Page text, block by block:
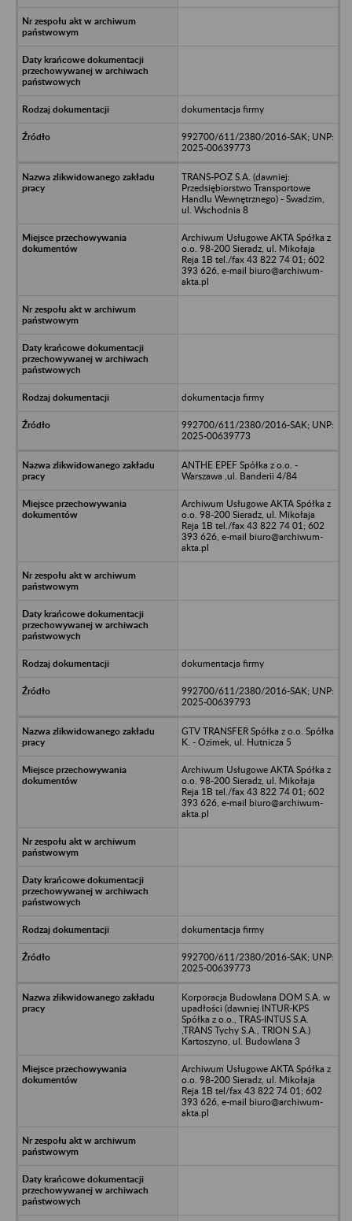
dokumentacja firmy
992700/611/2380/2016-SAK; UNP:
2025-00639773
TRANS-POZ S.A. (dawniej:
Przedsiębiorstwo Transportowe
Handlu Wewnętrznego) - Swadzim,
ul. Wschodnia 8
Archiwum Usługowe AKTA Spółka z
o.o. 98-200 Sieradz, ul. Mikołaja
Reja 1B tel./fax 43 822 74 01; 602
393 626, e-mail biuro@archiwum-
akta.pl
dokumentacja firmy
992700/611/2380/2016-SAK; UNP:
2025-00639773
ANTHE EPEF Spółka z o.o. -
Warszawa ,ul. Banderii 4/84
Archiwum Usługowe AKTA Spółka z
o.o. 98-200 Sieradz, ul. Mikołaja
Reja 1B tel./fax 43 822 74 01; 602
393 626, e-mail biuro@archiwum-
akta.pl
dokumentacja firmy
992700/611/2380/2016-SAK; UNP:
2025-00639793
GTV TRANSFER Spółka z o.o. Spółka
K. - Ozimek, ul. Hutnicza 5
Archiwum Usługowe AKTA Spółka z
o.o. 98-200 Sieradz, ul. Mikołaja
Reja 1B tel./fax 43 822 74 01; 602
393 626, e-mail biuro@archiwum-
akta.pl
dokumentacja firmy
992700/611/2380/2016-SAK; UNP:
2025-00639773
Korporacja Budowlana DOM S.A. w
upadłości (dawniej INTUR-KPS
Spółka z o.o., TRAS-INTUS S.A.
,TRANS Tychy S.A., TRION S.A.)
Kartoszyno, ul. Budowlana 3
Archiwum Usługowe AKTA Spółka z
o.o. 98-200 Sieradz, ul. Mikołaja
Reja 1B tel/fax 43 822 74 01; 602
393 626, e-mail biuro@archiwum-
akta.pl